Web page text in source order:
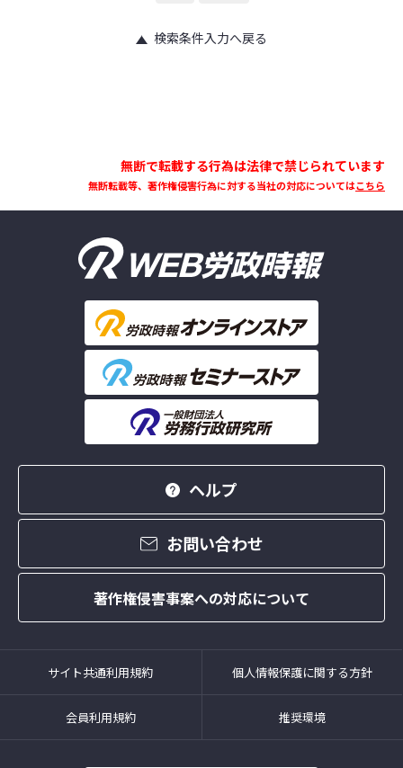
検索条件入力へ戻る
無断で転載する行為は法律で禁じられています
無断転載等、著作権侵害行為に対する当社の対応についてはこちら
ヘルプ
お問い合わせ
著作権侵害事案への対応について
サイト共通利用規約 個人情報保護に関する方針
会員利用規約 推奨環境